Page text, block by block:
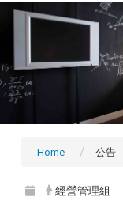
Home 公告
經營管理組